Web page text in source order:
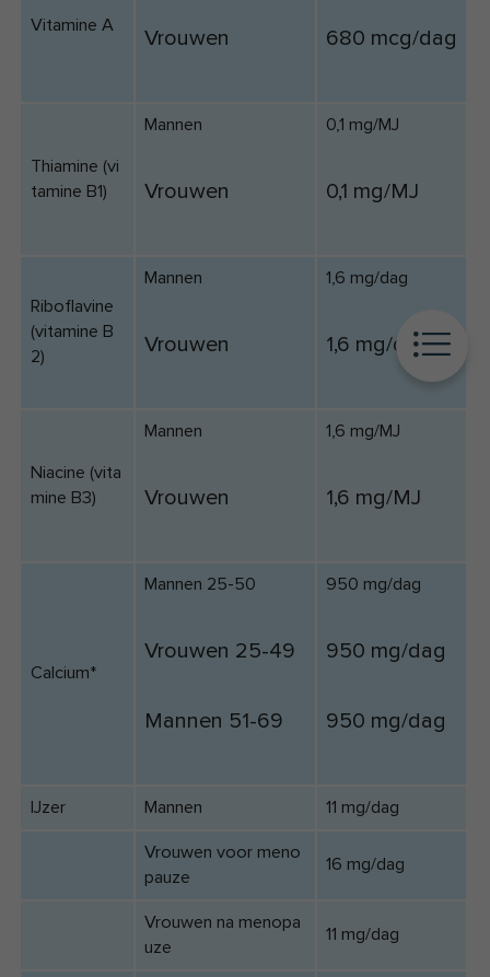
Vitamine A Vrouwen 680 mcg/dag
Thiamine (vi
tamine B1)
Mannen
Vrouwen
0,1 mg/MJ
0,1 mg/MJ
Riboflavine
(vitamine B
2)
Mannen
Vrouwen
1,6 mg/dag
1,6 mg/dag
Niacine (vita
mine B3)
Mannen
Vrouwen
1,6 mg/MJ
1,6 mg/MJ
Calcium*
Mannen 25-50
Vrouwen 25-49
Mannen 51-69
950 mg/dag
950 mg/dag
950 mg/dag
IJzer Mannen 11 mg/dag
Vrouwen voor meno
pauze
16 mg/dag
Vrouwen na menopa
uze
11 mg/dag